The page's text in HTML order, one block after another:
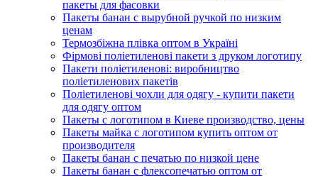
пакеты для фасовки
Пакеты банан с вырубной ручкой по низким
ценам
Термозбіжна плівка оптом в Україні
Фірмові поліетиленові пакети з друком логотипу
Пакети поліетиленові: виробництво
поліетиленових пакетів
Поліетиленові чохли для одягу - купити пакети
для одягу оптом
Пакеты с логотипом в Киеве производство, цены
Пакеты майка с логотипом купить оптом от
производителя
Пакеты банан с печатью по низкой цене
Пакеты банан с флексопечатью оптом от